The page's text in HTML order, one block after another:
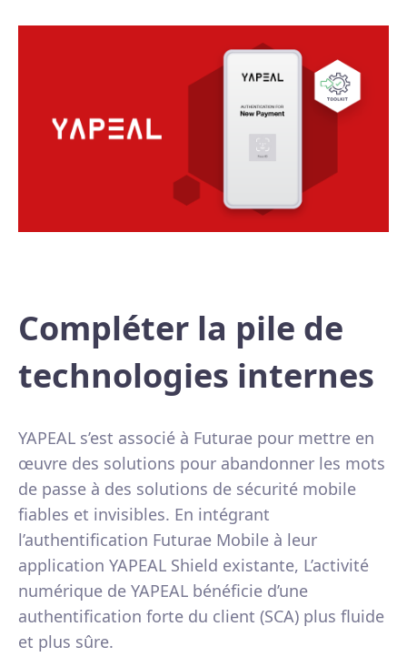
Compléter la pile de
technologies internes
YAPEAL s’est associé à Futurae pour mettre en
œuvre des solutions pour abandonner les mots
de passe à des solutions de sécurité mobile
fiables et invisibles. En intégrant
l’authentification Futurae Mobile à leur
application YAPEAL Shield existante, L’activité
numérique de YAPEAL bénéficie d’une
authentification forte du client (SCA) plus fluide
et plus sûre.